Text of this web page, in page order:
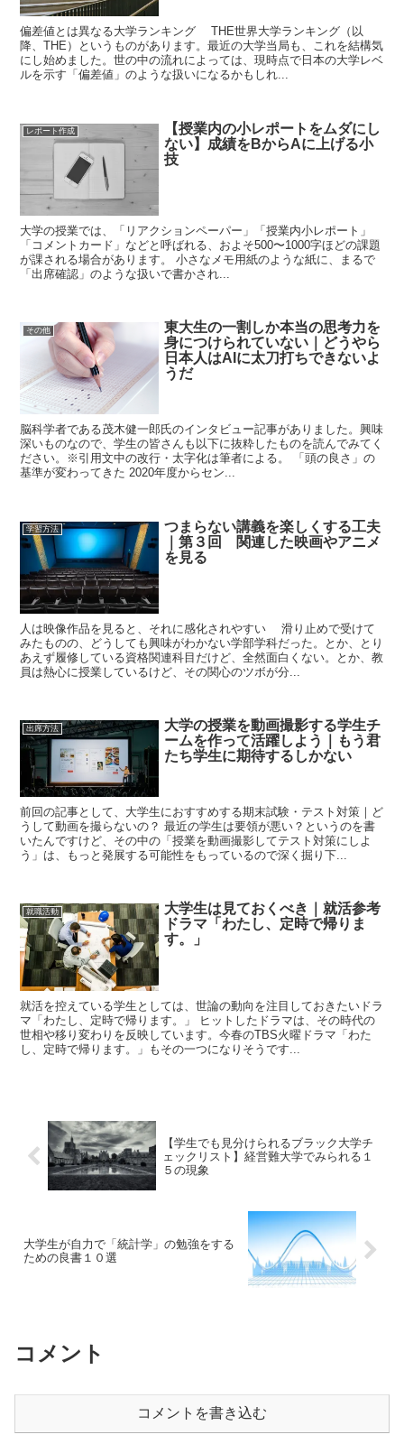
偏差値とは異なる大学ランキング THE世界大学ランキング（以
降、THE）というものがあります。最近の大学当局も、これを結構気
にし始めました。世の中の流れによっては、現時点で日本の大学レベ
ルを示す「偏差値」のような扱いになるかもしれ...
レポート作成
【授業内の小レポートをムダにし
ない】成績をBからAに上げる小
技
大学の授業では、「リアクションペーパー」「授業内小レポート」
「コメントカード」などと呼ばれる、およそ500〜1000字ほどの課題
が課される場合があります。 小さなメモ用紙のような紙に、まるで
「出席確認」のような扱いで書かされ...
その他
東大生の一割しか本当の思考力を
身につけられていない｜どうやら
日本人はAIに太刀打ちできないよ
うだ
脳科学者である茂木健一郎氏のインタビュー記事がありました。興味
深いものなので、学生の皆さんも以下に抜粋したものを読んでみてく
ださい。※引用文中の改行・太字化は筆者による。 「頭の良さ」の
基準が変わってきた 2020年度からセン...
学習方法
つまらない講義を楽しくする工夫
｜第３回 関連した映画やアニメ
を見る
人は映像作品を見ると、それに感化されやすい 滑り止めで受けて
みたものの、どうしても興味がわかない学部学科だった。とか、とり
あえず履修している資格関連科目だけど、全然面白くない。とか、教
員は熱心に授業しているけど、その関心のツボが分...
出席方法
大学の授業を動画撮影する学生チ
ームを作って活躍しよう｜もう君
たち学生に期待するしかない
前回の記事として、大学生におすすめする期末試験・テスト対策｜ど
うして動画を撮らないの？ 最近の学生は要領が悪い？というのを書
いたんですけど、その中の「授業を動画撮影してテスト対策にしよ
う」は、もっと発展する可能性をもっているので深く掘り下...
就職活動
大学生は見ておくべき｜就活参考
ドラマ「わたし、定時で帰りま
す。」
就活を控えている学生としては、世論の動向を注目しておきたいドラ
マ「わたし、定時で帰ります。」 ヒットしたドラマは、その時代の
世相や移り変わりを反映しています。今春のTBS火曜ドラマ「わた
し、定時で帰ります。」もその一つになりそうです...
【学生でも見分けられるブラック大学チ
ェックリスト】経営難大学でみられる１
５の現象
大学生が自力で「統計学」の勉強をする
ための良書１０選
コメント
コメントを書き込む